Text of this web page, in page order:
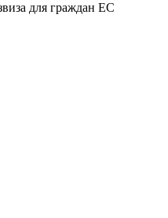
для граждан ЕС